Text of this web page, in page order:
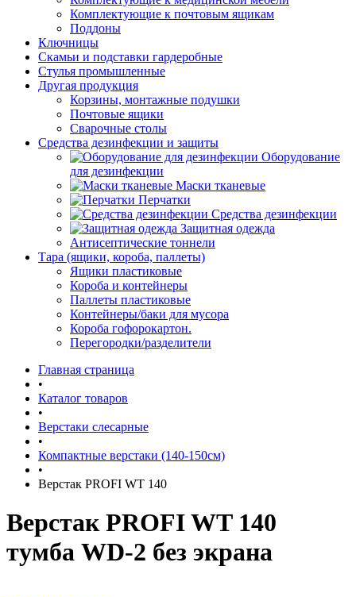
Комплектующие к почтовым ящикам
Поддоны
Ключницы
Скамьи и подставки гардеробные
Стулья промышленные
Другая продукция
Корзины, монтажные подушки
Почтовые ящики
Сварочные столы
Средства дезинфекции и защиты
Оборудование
для дезинфекции
Маски тканевые
Перчатки
Средства дезинфекции
Защитная одежда
Антисептические тоннели
Тара (ящики, короба, паллеты)
Ящики пластиковые
Короба и контейнеры
Паллеты пластиковые
Контейнеры/баки для мусора
Короба гофорокартон.
Перегородки/разделители
Главная страница
•
Каталог товаров
•
Верстаки слесарные
•
Компактные верстаки (140-150см)
•
Верстак PROFI WT 140
Верстак PROFI WT 140
тумба WD-2 без экрана